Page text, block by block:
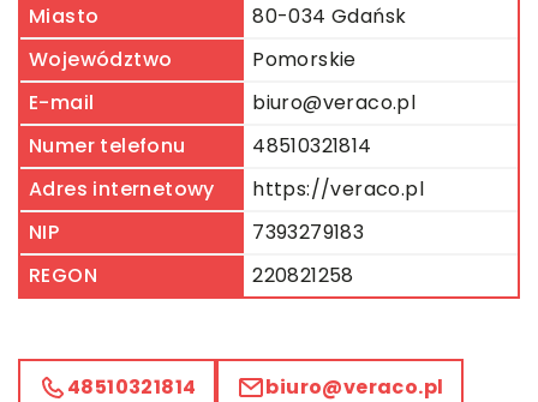
Miasto
80-034 Gdańsk
Województwo
Pomorskie
E-mail
biuro@veraco.pl
Numer telefonu
48510321814
Adres internetowy
https://veraco.pl
NIP
7393279183
REGON
220821258
48510321814 biuro@veraco.pl